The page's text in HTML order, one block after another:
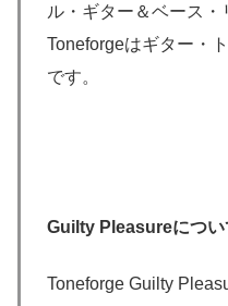
ル・ギター＆ベース・
Toneforgeはギター・
です。
Guilty Pleasureについ
Toneforge Guilty